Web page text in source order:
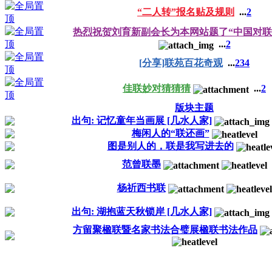
“二人转”报名贴及规则 ...2
热烈祝贺刘育新副会长为本网站题了“中国对
...2
[分享]联苑百花奇观 ...234
佳联妙对猜猜猜 ...2
版块主题
出句: 记忆童年当画展 [几水人家]
梅闲人的“联还画”
图是别人的，联是我写进去的
范曾联墨
杨祈西书联
出句: 湖抱蓝天秋锁岸 [几水人家]
方留聚楹联暨名家书法合璧展楹联书法作品